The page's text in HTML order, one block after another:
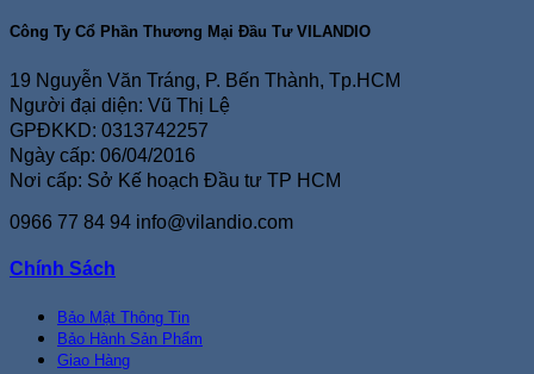
Công Ty Cổ Phần Thương Mại Đầu Tư VILANDIO
19 Nguyễn Văn Tráng, P. Bến Thành, Tp.HCM
Người đại diện: Vũ Thị Lệ
GPĐKKD: 0313742257
Ngày cấp: 06/04/2016
Nơi cấp: Sở Kế hoạch Đầu tư TP HCM
0966 77 84 94 info@vilandio.com
Chính Sách
Bảo Mật Thông Tin
Bảo Hành Sản Phẩm
Giao Hàng